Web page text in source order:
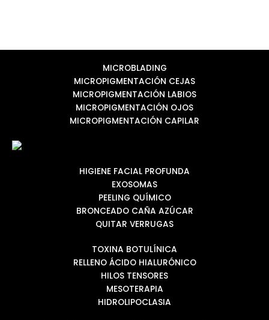
MICROBLADING
MICROPIGMENTACIÓN CEJAS
MICROPIGMENTACIÓN LABIOS
MICROPIGMENTACIÓN OJOS
MICROPIGMENTACIÓN CAPILAR
HIGIENE FACIAL PROFUNDA
EXOSOMAS
PEELING QUÍMICO
BRONCEADO CAÑA AZÚCAR
QUITAR VERRUGAS
TOXINA BOTULÍNICA
RELLENO ÁCIDO HIALURÓNICO
HILOS TENSORES
MESOTERAPIA
HIDROLIPOCLASIA